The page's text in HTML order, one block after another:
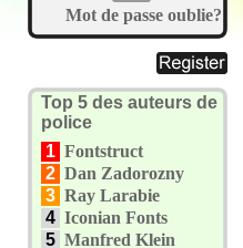
Mot de passe oublie?
Top 5 des auteurs de
police
1 Fontstruct
2 Dan Zadorozny
3 Ray Larabie
4 Iconian Fonts
5 Manfred Klein